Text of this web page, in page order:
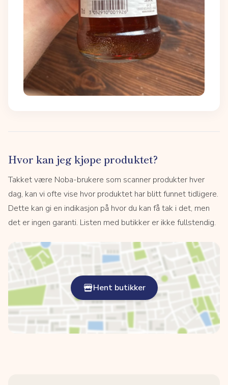
Hvor kan jeg kjøpe produktet?
Takket være Noba-brukere som scanner produkter hver
dag, kan vi ofte vise hvor produktet har blitt funnet tidligere.
Dette kan gi en indikasjon på hvor du kan få tak i det, men
det er ingen garanti. Listen med butikker er ikke fullstendig.
Hent butikker